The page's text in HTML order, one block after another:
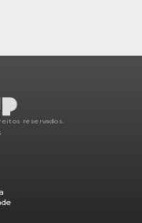
reservados.